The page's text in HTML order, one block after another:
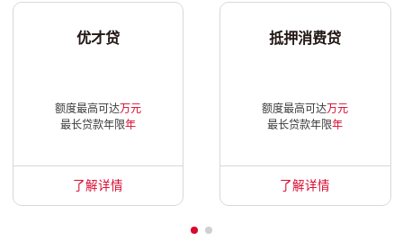
优才贷
额度最高可达万元
最长贷款年限年
了解详情
抵押消费贷
额度最高可达万元
最长贷款年限年
了解详情